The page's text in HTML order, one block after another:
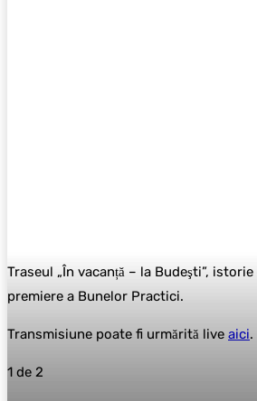
Traseul „În vacanță – la Budeşti”,
premiere a Bunelor Practici.
Transmisiune poate fi urmărită live aici.
1 de 2